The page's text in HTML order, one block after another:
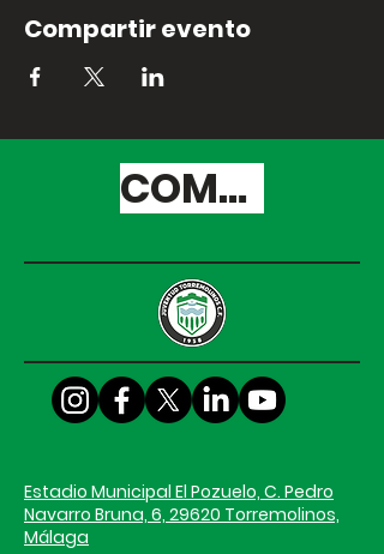
Compartir evento
COMPRAR ENTRADAS
Estadio Municipal El Pozuelo, C. Pedro
Navarro Bruna, 6, 29620 Torremolinos,
Málaga